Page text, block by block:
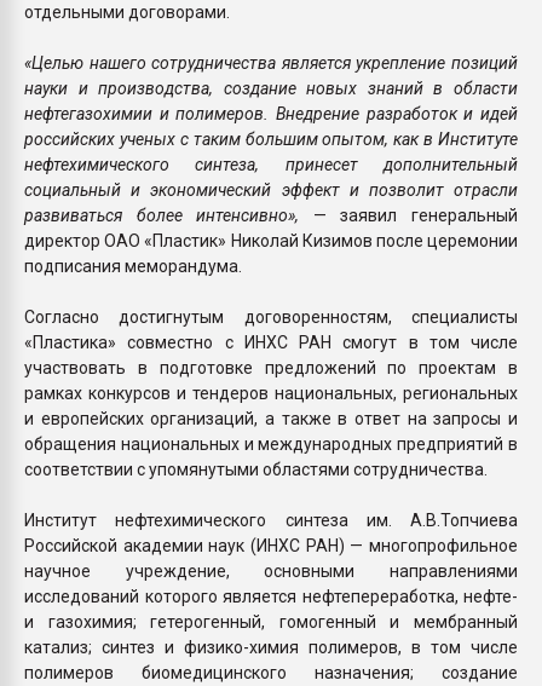
отдельными договорами.
«Целью нашего сотрудничества является укрепление позиций
науки и производства, создание новых знаний в области
нефтегазохимии и полимеров. Внедрение разработок и идей
российских ученых с таким большим опытом, как в Институте
нефтехимического синтеза, принесет дополнительный
социальный и экономический эффект и позволит отрасли
развиваться более интенсивно», — заявил генеральный
директор ОАО «Пластик» Николай Кизимов после церемонии
подписания меморандума.
Согласно достигнутым договоренностям, специалисты
«Пластика» совместно с ИНХС РАН смогут в том числе
участвовать в подготовке предложений по проектам в
рамках конкурсов и тендеров национальных, региональных
и европейских организаций, а также в ответ на запросы и
обращения национальных и международных предприятий в
соответствии с упомянутыми областями сотрудничества.
Институт нефтехимического синтеза им. А.В.Топчиева
Российской академии наук (ИНХС РАН) — многопрофильное
научное учреждение, основными направлениями
исследований которого является нефтепереработка, нефте-
и газохимия; гетерогенный, гомогенный и мембранный
катализ; синтез и физико-химия полимеров, в том числе
полимеров биомедицинского назначения; создание